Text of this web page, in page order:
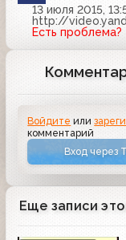
13 июля 2015,
http://
Есть проблема?
Войдите или
комментарий
Вход через
Еще записи